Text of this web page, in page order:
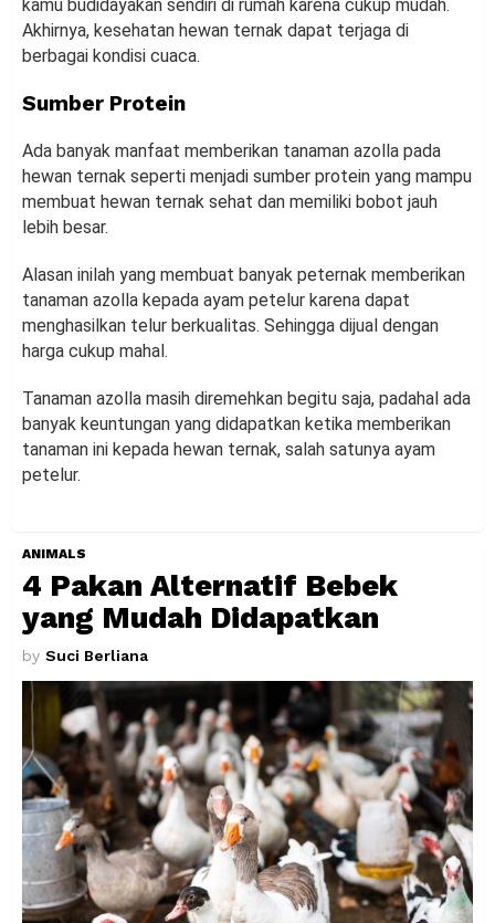
kamu budidayakan sendiri di rumah karena cukup mudah.
Akhirnya, kesehatan hewan ternak dapat terjaga di
berbagai kondisi cuaca.
Sumber Protein
Ada banyak manfaat memberikan tanaman azolla pada
hewan ternak seperti menjadi sumber protein yang mampu
membuat hewan ternak sehat dan memiliki bobot jauh
lebih besar.
Alasan inilah yang membuat banyak peternak memberikan
tanaman azolla kepada ayam petelur karena dapat
menghasilkan telur berkualitas. Sehingga dijual dengan
harga cukup mahal.
Tanaman azolla masih diremehkan begitu saja, padahal ada
banyak keuntungan yang didapatkan ketika memberikan
tanaman ini kepada hewan ternak, salah satunya ayam
petelur.
ANIMALS
4 Pakan Alternatif Bebek
yang Mudah Didapatkan
by Suci Berliana